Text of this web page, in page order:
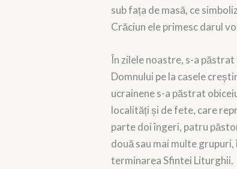
sub fața de masă, ce
Crăciun ele primesc darul
În zilele noastre, s-a
Domnului pe la casele
ucrainene s-a păstrat
localități și de fete, care
parte doi îngeri, patru
două sau mai multe
terminarea Sfintei Liturghii.